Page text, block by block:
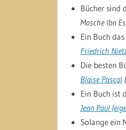
Bücher sind
Mosche Ibn
Ein Buch
Friedrich
Die besten
Blaise Pascal
Ein Buch ist
Jean Paul
Solange ein